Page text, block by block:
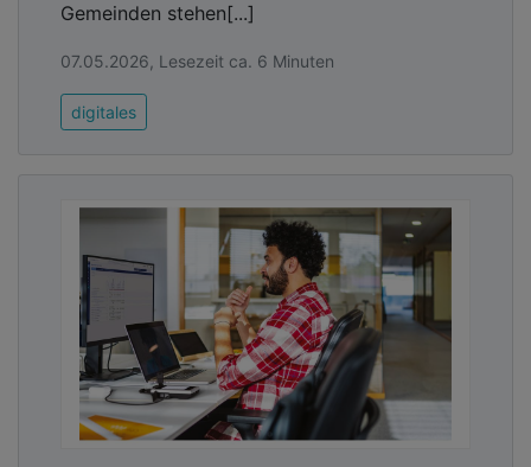
Gemeinden stehen[...]
07.05.2026, Lesezeit ca. 6 Minuten
digitales